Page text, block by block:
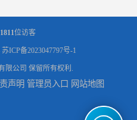
位访客
苏ICP备2023047797号-1
限公司 保留所有权利.
声明 管理员入口 网站地图